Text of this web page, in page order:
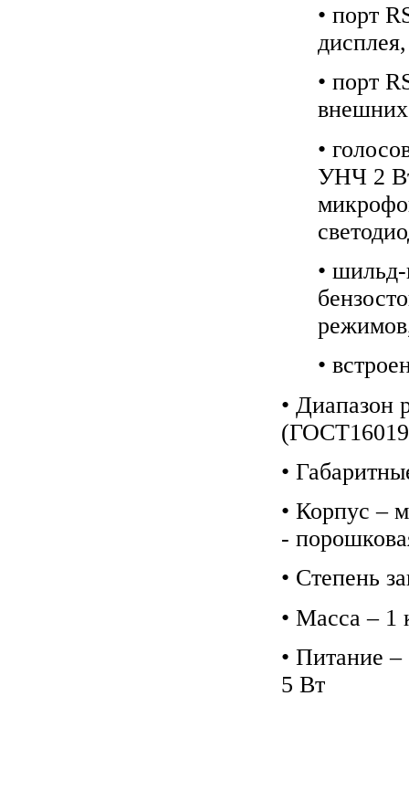
• порт
дисплея,
• порт
внешних
•
УНЧ 2
• шильд-
•
• Диапазон
•
• Корпус –
-
• Степень
• Масса – 1
• Питание
5 Вт